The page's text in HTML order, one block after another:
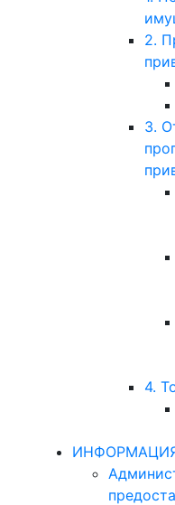
2.
3.
4.